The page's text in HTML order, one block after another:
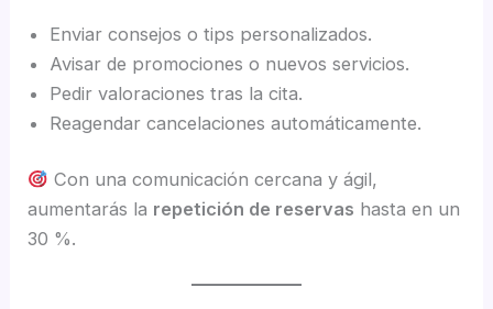
Enviar consejos o tips personalizados.
Avisar de promociones o nuevos servicios.
Pedir valoraciones tras la cita.
Reagendar cancelaciones automáticamente.
Con una comunicación cercana y ágil,
aumentarás la repetición de reservas hasta en un
30 %.